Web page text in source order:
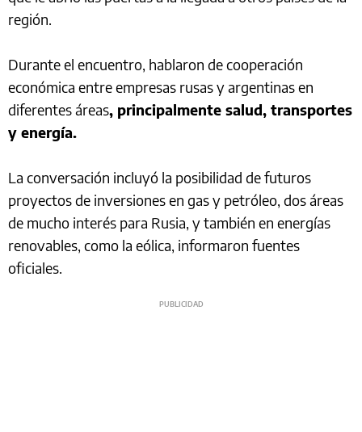
región.
Durante el encuentro, hablaron de cooperación
económica entre empresas rusas y argentinas en
diferentes áreas, principalmente salud, transportes
y energía.
La conversación incluyó la posibilidad de futuros
proyectos de inversiones en gas y petróleo, dos áreas
de mucho interés para Rusia, y también en energías
renovables, como la eólica, informaron fuentes
oficiales.